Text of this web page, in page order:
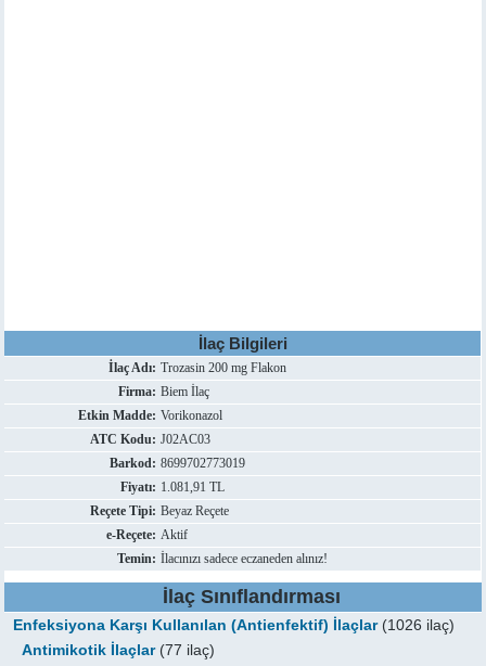
İlaç Bilgileri
İlaç Adı: Trozasin 200 mg Flakon
Firma: Biem İlaç
Etkin Madde: Vorikonazol
ATC Kodu: J02AC03
Barkod: 8699702773019
Fiyatı: 1.081,91 TL
Reçete Tipi: Beyaz Reçete
e-Reçete: Aktif
Temin: İlacınızı sadece eczaneden alınız!
İlaç Sınıflandırması
Enfeksiyona Karşı Kullanılan (Antienfektif) İlaçlar(1026 ilaç)
Antimikotik İlaçlar(77 ilaç)